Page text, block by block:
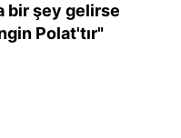
bir şey gelirse
Polat'tır"